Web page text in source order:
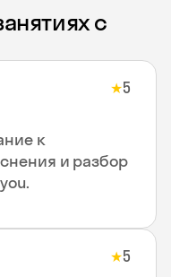
с
★5
к
и разбор
★5